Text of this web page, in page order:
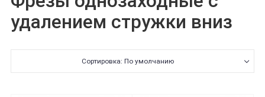
удалением стружки вниз
Сортировка: По умолчанию